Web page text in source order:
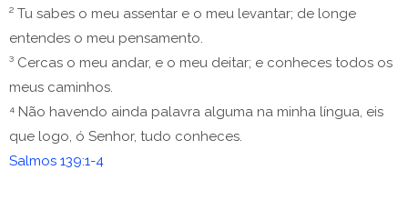
² Tu sabes o meu assentar e o meu levantar; de longe
entendes o meu pensamento.
³ Cercas o meu andar, e o meu deitar; e conheces todos os
meus caminhos.
⁴ Não havendo ainda palavra alguma na minha língua, eis
que logo, ó Senhor, tudo conheces.
Salmos 139:1-4